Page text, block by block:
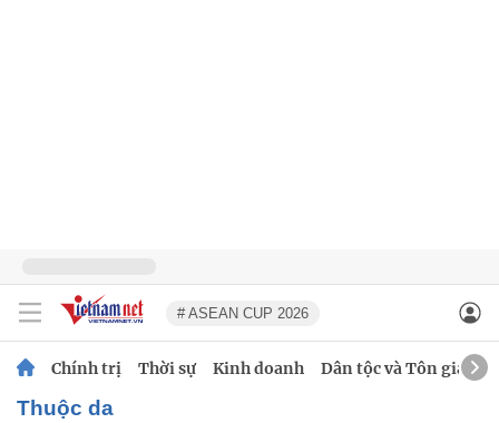
# ASEAN CUP 2026
Chính trị Thời sự Kinh doanh Dân tộc và Tôn giáo
Thuộc da